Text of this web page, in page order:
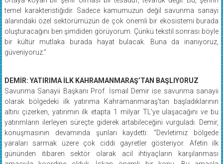
temel karakteristiğidir. Sadece kamumuzun değil savunma sanayi
alanındaki özel sektörümüzün de çok önemli bir ekosistemi burada
oluşturacağını ben şimdiden görüyorum. Çünkü tekstil sonrası böyle
bir kültür mutlaka burada hayat bulacak. Buna da inanıyoruz,
güveniyoruz.”
DEMİR: YATIRIMA İLK KAHRAMANMARAŞ’TAN BAŞLIYORUZ
Savunma Sanayii Başkanı Prof. İsmail Demir ise savunma sanayii
olarak bölgedeki ilk yatırıma Kahramanmaraş’tan başladıklarının
altını çizerken, yatırımın ilk etapta 1 milyar TL’ye ulaşacağını ve bu
yatırımların ilerleyen süreçte giderek artabileceğini vurguladı. Demir,
konuşmasının devamında şunları kaydetti: “Devletimiz bölgede
yaraları sarmak üzere çok ciddi gayretler gösteriyor. Afetin ilk
gününden itibaren sektör olarak acil ihtiyaçların karşılanması
amacıyla koordine olduk. İskan önemli bir konu. Bu amaçla